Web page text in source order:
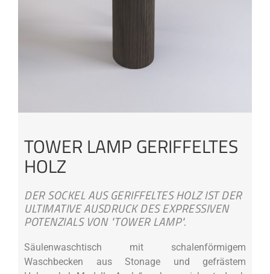
TOWER LAMP GERIFFELTES
HOLZ
DER SOCKEL AUS GERIFFELTES HOLZ IST DER
ULTIMATIVE AUSDRUCK DES EXPRESSIVEN
POTENZIALS VON "TOWER LAMP".
Säulenwaschtisch mit schalenförmigem
Waschbecken aus Stonage und gefrästem